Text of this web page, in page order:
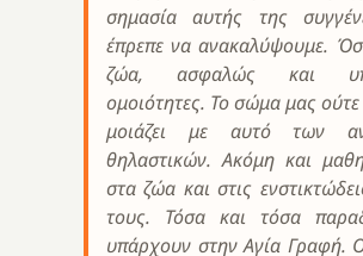
σημασία αυτής της
έπρεπε να ανακαλύψουμε.
ζώα, ασφαλώς και
ομοιότητες. Το σώμα μας
μοιάζει με αυτό των
θηλαστικών. Ακόμη και
στα ζώα και στις
τους. Τόσα και τόσα
υπάρχουν στην Αγία Γραφή.